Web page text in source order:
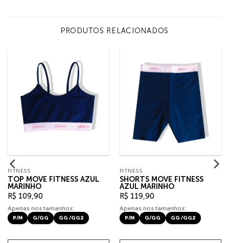
PRODUTOS RELACIONADOS
FITNESS
TOP MOVE FITNESS AZUL
MARINHO
R$ 109,90
Apenas nos tamanhos:
P/M G/GG GG /GG2
FITNESS
SHORTS MOVE FITNESS
AZUL MARINHO
R$ 119,90
Apenas nos tamanhos:
P/M G/GG GG /GG2